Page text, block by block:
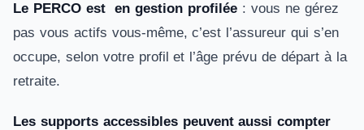
Le PERCO est en gestion profilée : vous ne gérez
pas vous actifs vous-même, c’est l’assureur qui s’en
occupe, selon votre profil et l’âge prévu de départ à la
retraite.
Les supports accessibles peuvent aussi compter